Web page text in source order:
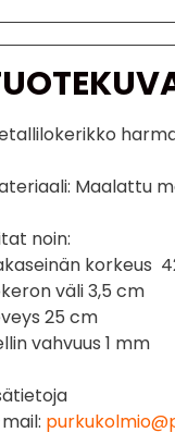
Maalattu
noin:
korkeus
väli 3,5 cm
25 cm
vahvuus 1 mm